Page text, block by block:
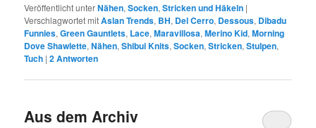
Veröffentlicht unterNähen,Socken,Stricken und Häkeln |
Verschlagwortet mitAslan Trends, BH, Del Cerro, Dessous, Dibadu
Funnies,Green Gauntlets, Lace,Maravillosa,Merino Kid,Morning
Dove Shawlette,Nähen,Shibui Knits,Socken,Stricken,Stulpen,
Tuch |2Antworten
Aus dem Archiv